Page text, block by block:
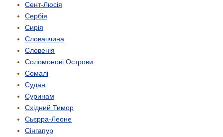
Сент-Люсія
Сербія
Сирія
Словаччина
Словенія
Соломонові Острови
Сомалі
Судан
Суринам
Східний Тимор
Сьєрра-Леоне
Сінгапур